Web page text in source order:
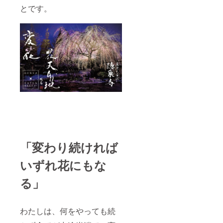
とです。
「変わり続ければ
いずれ花にもな
る」
わたしは、何をやっても続